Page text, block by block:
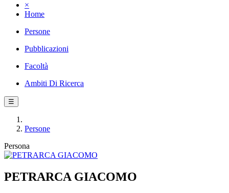
×
Home
Persone
Pubblicazioni
Facoltà
Ambiti Di Ricerca
☰
Persone
Persona
PETRARCA GIACOMO